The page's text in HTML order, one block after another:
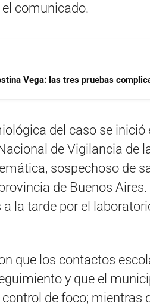
el comunicado.
Vega: las tres pruebas
del caso se inició
de Vigilancia de
sospechoso de
de Buenos
la tarde por el
que los contactos
y que el
de foco; mientras